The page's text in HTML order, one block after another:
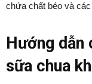
chứa chất béo và
Hướng dẫn
sữa chua